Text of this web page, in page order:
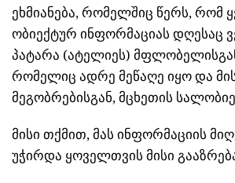
ეხმიანება, რომელშიც წერს, რომ
ობიექტურ ინფორმაციას დღესაც
პატარა (ატელიეს)
რომელიც ადრე მეწაღე იყო და
მეგობრებისგან, მცხეთის
მისი თქმით, მას ინფორმაციის
უჭირდა ყოველთვის მისი